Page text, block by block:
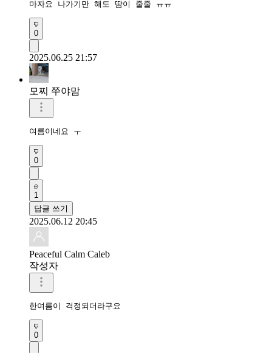
마자요 나가기만 해도 땀이 줄줄 ㅠㅠ
0
2025.06.25 21:57
모찌 쭈야맘
여름이네요 ㅜ
0
1
답글 쓰기
2025.06.12 20:45
Peaceful Calm Caleb
작성자
한여름이 걱정되더라구요
0